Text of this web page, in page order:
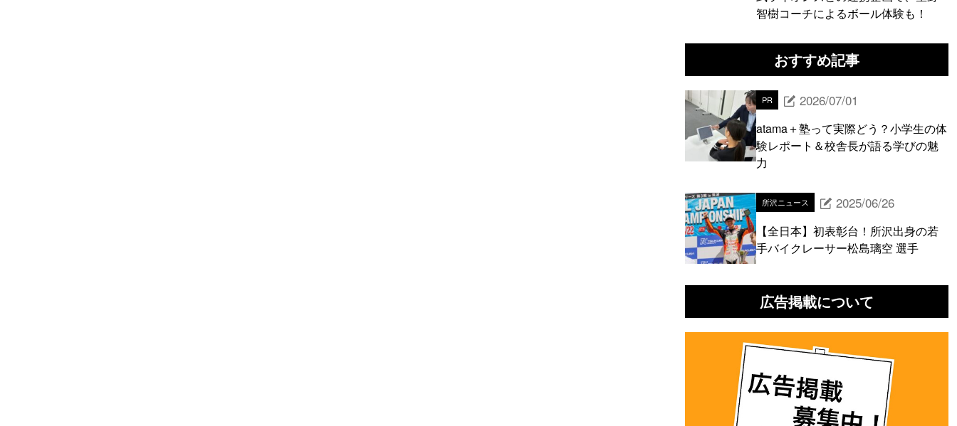
智樹コーチによるボール体験も！
おすすめ記事
PR 2026/07/01
atama＋塾って実際どう？小学生の体
験レポート＆校舎長が語る学びの魅
力
所沢ニュース 2025/06/26
【全日本】初表彰台！所沢出身の若
手バイクレーサー松島璃空 選手
広告掲載について